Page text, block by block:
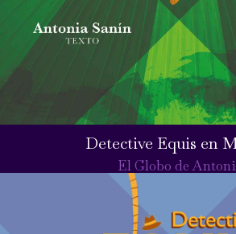
Detective Equis en
El Globo de